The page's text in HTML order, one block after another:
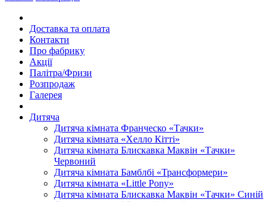
Доставка та оплата
Контакти
Про фабрику
Акції
Палітра/Фризи
Розпродаж
Галерея
Дитяча
Дитяча кімната Франческо «Тачки»
Дитяча кімната «Хелло Кітті»
Дитяча кімната Блискавка Маквін «Тачки»
Червоний
Дитяча кімната Бамблбі «Трансформери»
Дитяча кімната «Little Pony»
Дитяча кімната Блискавка Маквін «Тачки» Синій